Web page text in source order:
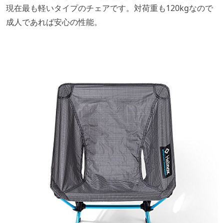
現在最も軽いタイプのチェアです。対荷重も120kgなので
成人であれば安心の性能。